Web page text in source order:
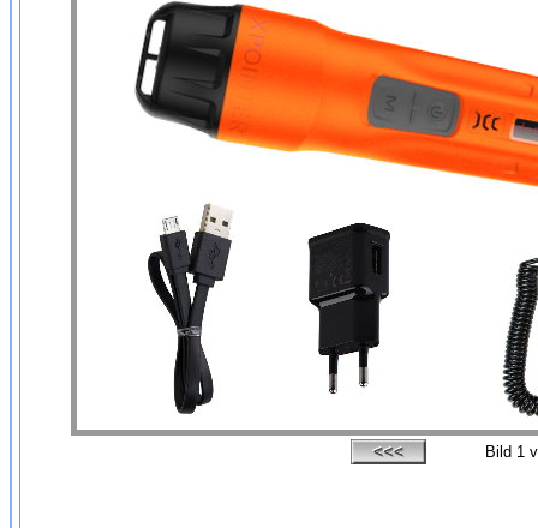
Bild 1